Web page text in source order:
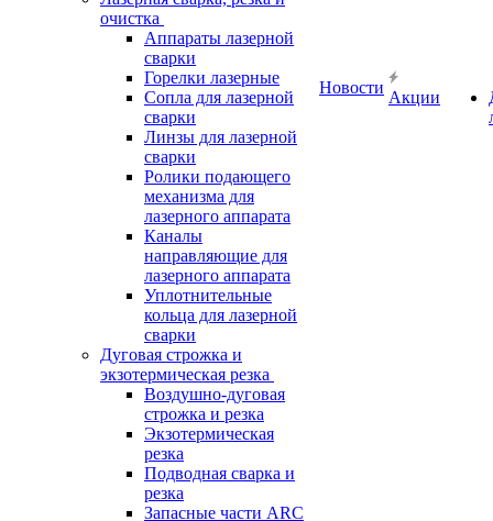
очистка
Аппараты лазерной
сварки
Горелки лазерные
Сопла для лазерной
сварки
Линзы для лазерной
сварки
Ролики подающего
механизма для
лазерного аппарата
Каналы
направляющие для
лазерного аппарата
Уплотнительные
кольца для лазерной
сварки
Дуговая строжка и
экзотермическая резка
Воздушно-дуговая
строжка и резка
Экзотермическая
резка
Подводная сварка и
резка
Запасные части ARC
Новости
Акции